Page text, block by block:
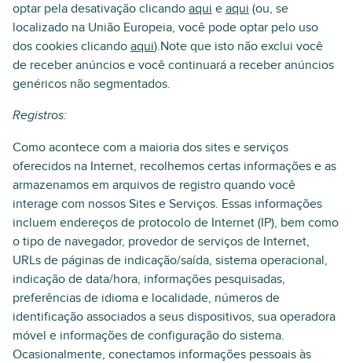
optar pela desativação clicando aqui e aqui (ou, se
localizado na União Europeia, você pode optar pelo uso
dos cookies clicando aqui).Note que isto não exclui você
de receber anúncios e você continuará a receber anúncios
genéricos não segmentados.
Registros:
Como acontece com a maioria dos sites e serviços
oferecidos na Internet, recolhemos certas informações e as
armazenamos em arquivos de registro quando você
interage com nossos Sites e Serviços. Essas informações
incluem endereços de protocolo de Internet (IP), bem como
o tipo de navegador, provedor de serviços de Internet,
URLs de páginas de indicação/saída, sistema operacional,
indicação de data/hora, informações pesquisadas,
preferências de idioma e localidade, números de
identificação associados a seus dispositivos, sua operadora
móvel e informações de configuração do sistema.
Ocasionalmente, conectamos informações pessoais às